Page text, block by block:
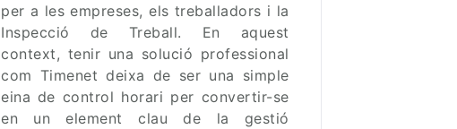
per a les empreses, els treballadors i la
Inspecció de Treball. En aquest
context, tenir una solució professional
com Timenet deixa de ser una simple
eina de control horari per convertir-se
en un element clau de la gestió